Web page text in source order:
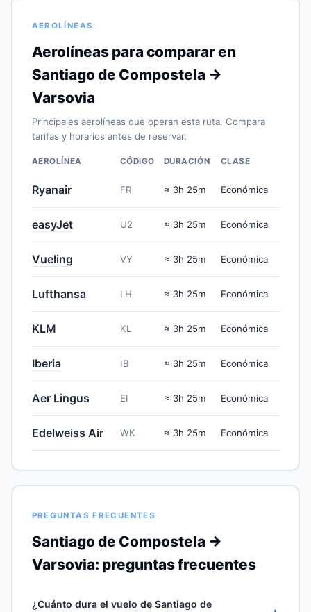
AEROLÍNEAS
Aerolíneas para comparar en
Santiago de Compostela →
Varsovia
Principales aerolíneas que operan esta ruta. Compara
tarifas y horarios antes de reservar.
AEROLÍNEA CÓDIGO DURACIÓN CLASE
Ryanair FR ≈ 3h 25m Económica
easyJet U2 ≈ 3h 25m Económica
Vueling VY ≈ 3h 25m Económica
Lufthansa LH ≈ 3h 25m Económica
KLM KL ≈ 3h 25m Económica
Iberia IB ≈ 3h 25m Económica
Aer Lingus EI ≈ 3h 25m Económica
Edelweiss Air WK ≈ 3h 25m Económica
PREGUNTAS FRECUENTES
Santiago de Compostela →
Varsovia: preguntas frecuentes
¿Cuánto dura el vuelo de Santiago de